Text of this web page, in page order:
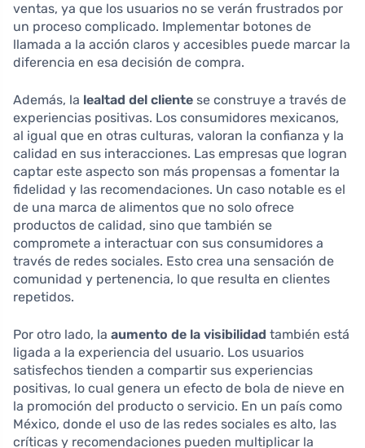
ventas, ya que los usuarios no se verán frustrados por
un proceso complicado. Implementar botones de
llamada a la acción claros y accesibles puede marcar la
diferencia en esa decisión de compra.
Además, la lealtad del cliente se construye a través de
experiencias positivas. Los consumidores mexicanos,
al igual que en otras culturas, valoran la confianza y la
calidad en sus interacciones. Las empresas que logran
captar este aspecto son más propensas a fomentar la
fidelidad y las recomendaciones. Un caso notable es el
de una marca de alimentos que no solo ofrece
productos de calidad, sino que también se
compromete a interactuar con sus consumidores a
través de redes sociales. Esto crea una sensación de
comunidad y pertenencia, lo que resulta en clientes
repetidos.
Por otro lado, la aumento de la visibilidad también está
ligada a la experiencia del usuario. Los usuarios
satisfechos tienden a compartir sus experiencias
positivas, lo cual genera un efecto de bola de nieve en
la promoción del producto o servicio. En un país como
México, donde el uso de las redes sociales es alto, las
críticas y recomendaciones pueden multiplicar la